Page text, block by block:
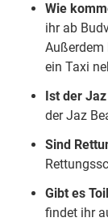
Wie
ihr ab
Außerdem
ein Taxi
Ist der
der Jaz
Sind
Gibt es
findet ihr